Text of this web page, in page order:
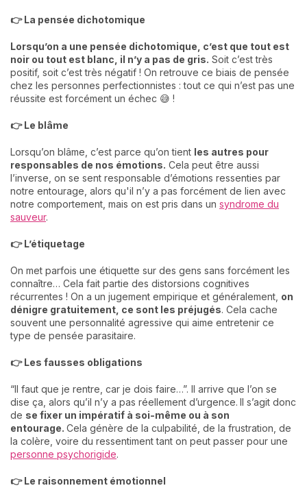
👉 La pensée dichotomique
Lorsqu’on a une pensée dichotomique, c’est que tout est
noir ou tout est blanc, il n’y a pas de gris. Soit c’est très
positif, soit c’est très négatif ! On retrouve ce biais de pensée
chez les personnes perfectionnistes : tout ce qui n’est pas une
réussite est forcément un échec 😅 !
👉 Le blâme
Lorsqu’on blâme, c’est parce qu’on tient les autres pour
responsables de nos émotions. Cela peut être aussi
l’inverse, on se sent responsable d’émotions ressenties par
notre entourage, alors qu'il n’y a pas forcément de lien avec
notre comportement, mais on est pris dans un syndrome du
sauveur.
👉 L’étiquetage
On met parfois une étiquette sur des gens sans forcément les
connaître… Cela fait partie des distorsions cognitives
récurrentes ! On a un jugement empirique et généralement, on
dénigre gratuitement, ce sont les préjugés. Cela cache
souvent une personnalité agressive qui aime entretenir ce
type de pensée parasitaire.
👉 Les fausses obligations
“Il faut que je rentre, car je dois faire…”. Il arrive que l’on se
dise ça, alors qu’il n’y a pas réellement d’urgence. Il s’agit donc
de se fixer un impératif à soi-même ou à son
entourage. Cela génère de la culpabilité, de la frustration, de
la colère, voire du ressentiment tant on peut passer pour une
personne psychorigide.
👉 Le raisonnement émotionnel